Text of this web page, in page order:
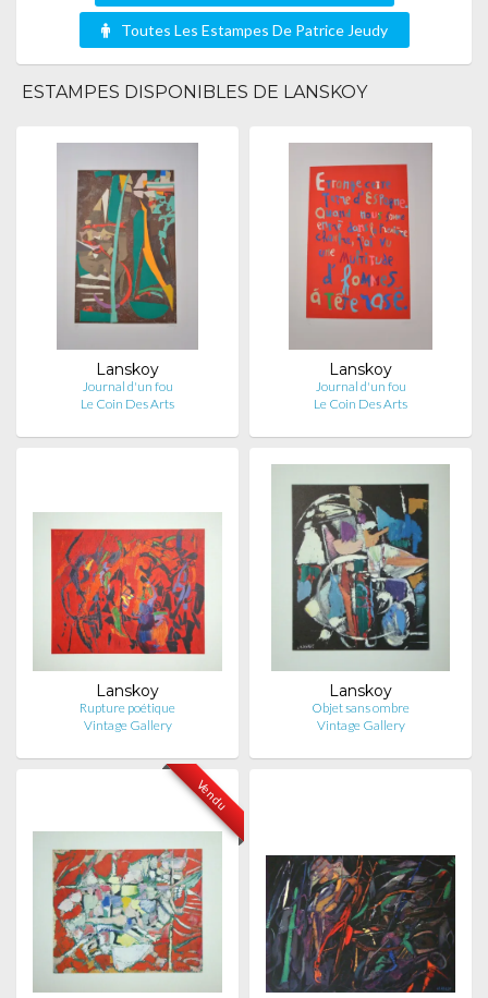
Toutes Les Estampes De Patrice Jeudy
ESTAMPES DISPONIBLES DE LANSKOY
Lanskoy
Journal d'un fou
Le Coin Des Arts
Lanskoy
Journal d'un fou
Le Coin Des Arts
Lanskoy
Rupture poétique
Vintage Gallery
Lanskoy
Objet sans ombre
Vintage Gallery
Vendu